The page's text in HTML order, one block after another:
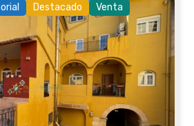
Destacado Venta